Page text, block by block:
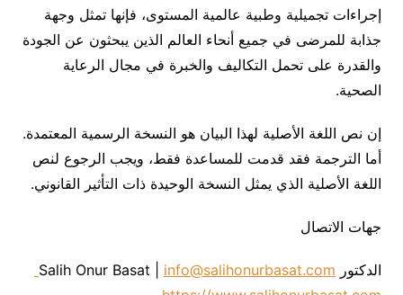
إجراءات تجميلية وطبية عالمية المستوى، فإنها تمثل وجهة
جذابة للمرضى في جميع أنحاء العالم الذين يبحثون عن الجودة
والقدرة على تحمل التكاليف والخبرة في مجال الرعاية
الصحية.
إن نص اللغة الأصلية لهذا البيان هو النسخة الرسمية المعتمدة.
أما الترجمة فقد قدمت للمساعدة فقط، ويجب الرجوع لنص
اللغة الأصلية الذي يمثل النسخة الوحيدة ذات التأثير القانوني.
جهات الاتصال
الدكتور Salih Onur Basat | info@salihonurbasat.com